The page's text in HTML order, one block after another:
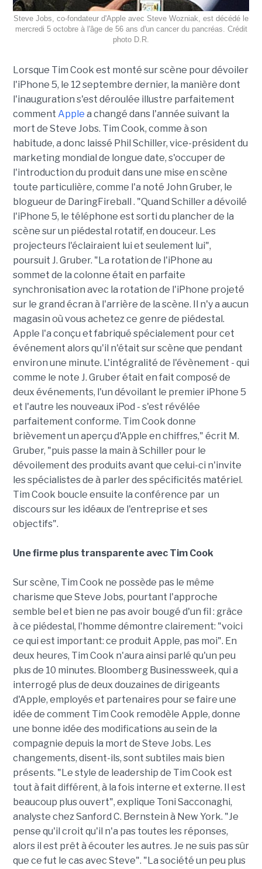
Steve Jobs, co-fondateur d'Apple avec Steve Wozniak, est décédé le
mercredi 5 octobre à l'âge de 56 ans d'un cancer du pancréas. Crédit
photo D.R.
Lorsque Tim Cook est monté sur scène pour dévoiler
l'iPhone 5, le 12 septembre dernier, la manière dont
l'inauguration s'est déroulée illustre parfaitement
comment Apple a changé dans l'année suivant la
mort de Steve Jobs. Tim Cook, comme à son
habitude, a donc laissé Phil Schiller, vice-président du
marketing mondial de longue date, s'occuper de
l'introduction du produit dans une mise en scène
toute particulière, comme l'a noté John Gruber, le
blogueur de DaringFireball . "Quand Schiller a dévoilé
l'iPhone 5, le téléphone est sorti du plancher de la
scène sur un piédestal rotatif, en douceur. Les
projecteurs l'éclairaient lui et seulement lui",
poursuit J. Gruber. "La rotation de l'iPhone au
sommet de la colonne était en parfaite
synchronisation avec la rotation de l'iPhone projeté
sur le grand écran à l'arrière de la scène. Il n'y a aucun
magasin où vous achetez ce genre de piédestal.
Apple l'a conçu et fabriqué spécialement pour cet
événement alors qu'il n'était sur scène que pendant
environ une minute. L'intégralité de l'évènement - qui
comme le note J. Gruber était en fait composé de
deux événements, l'un dévoilant le premier iPhone 5
et l'autre les nouveaux iPod - s'est révélée
parfaitement conforme. Tim Cook donne
brièvement un aperçu d'Apple en chiffres," écrit M.
Gruber, "puis passe la main à Schiller pour le
dévoilement des produits avant que celui-ci n'invite
les spécialistes de à parler des spécificités matériel.
Tim Cook boucle ensuite la conférence par un
discours sur les idéaux de l'entreprise et ses
objectifs".
Une firme plus transparente avec Tim Cook
Sur scène, Tim Cook ne possède pas le même
charisme que Steve Jobs, pourtant l'approche
semble bel et bien ne pas avoir bougé d'un fil : grâce
à ce piédestal, l'homme démontre clairement: "voici
ce qui est important: ce produit Apple, pas moi". En
deux heures, Tim Cook n'aura ainsi parlé qu'un peu
plus de 10 minutes. Bloomberg Businessweek, qui a
interrogé plus de deux douzaines de dirigeants
d'Apple, employés et partenaires pour se faire une
idée de comment Tim Cook remodèle Apple, donne
une bonne idée des modifications au sein de la
compagnie depuis la mort de Steve Jobs. Les
changements, disent-ils, sont subtiles mais bien
présents. "Le style de leadership de Tim Cook est
tout à fait différent, à la fois interne et externe. Il est
beaucoup plus ouvert", explique Toni Sacconaghi,
analyste chez Sanford C. Bernstein à New York. "Je
pense qu'il croit qu'il n'a pas toutes les réponses,
alors il est prêt à écouter les autres. Je ne suis pas sûr
que ce fut le cas avec Steve". "La société un peu plus